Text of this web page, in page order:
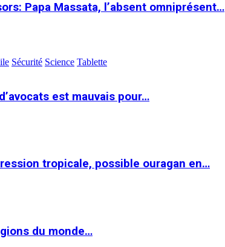
Papa Massata, l’absent omniprésent…
Sécurité Science Tablette
est mauvais pour…
tropicale, possible ouragan en…
du monde…